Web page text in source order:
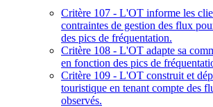
Critère 107 - L'OT informe les
contraintes de gestion des flux
des pics de fréquentation.
Critère 108 - L'OT adapte sa
en fonction des pics de
Critère 109 - L'OT construit et
touristique en tenant compte des
observés.